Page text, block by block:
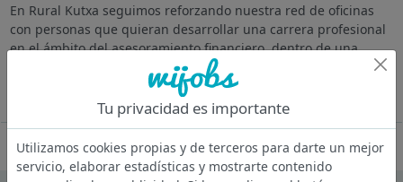
En Rural Kutxa seguimos reforzando nuestra red de oficinas
con personas que quieran desarrollar una carrera profesional
en el ámbito del asesoramiento financiero, dentro de una
entidad cooperativa sólida, cercana y comprometida con las
Oferta desactivada
Tu privacidad es importante
Utilizamos cookies propias y de terceros para darte un mejor
servicio, elaborar estadísticas y mostrarte contenido